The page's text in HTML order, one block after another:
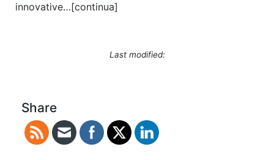
innovative…[continua]
Last modified:
Share